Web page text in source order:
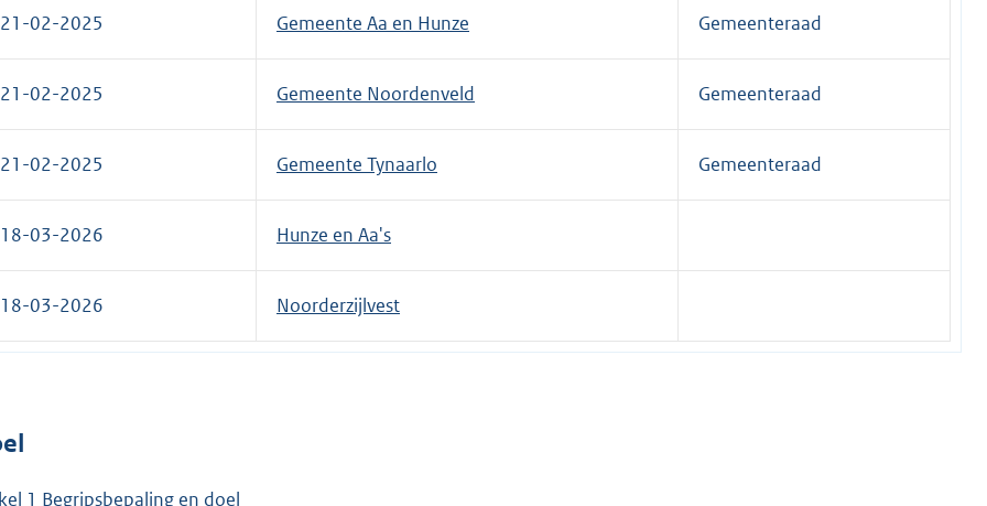
21-02-2025 Gemeente Aa en Hunze Gemeenteraad
21-02-2025 Gemeente Noordenveld Gemeenteraad
21-02-2025 Gemeente Tynaarlo Gemeenteraad
18-03-2026 Hunze en Aa's
18-03-2026 Noorderzijlvest
1 Begripsbepaling en doel